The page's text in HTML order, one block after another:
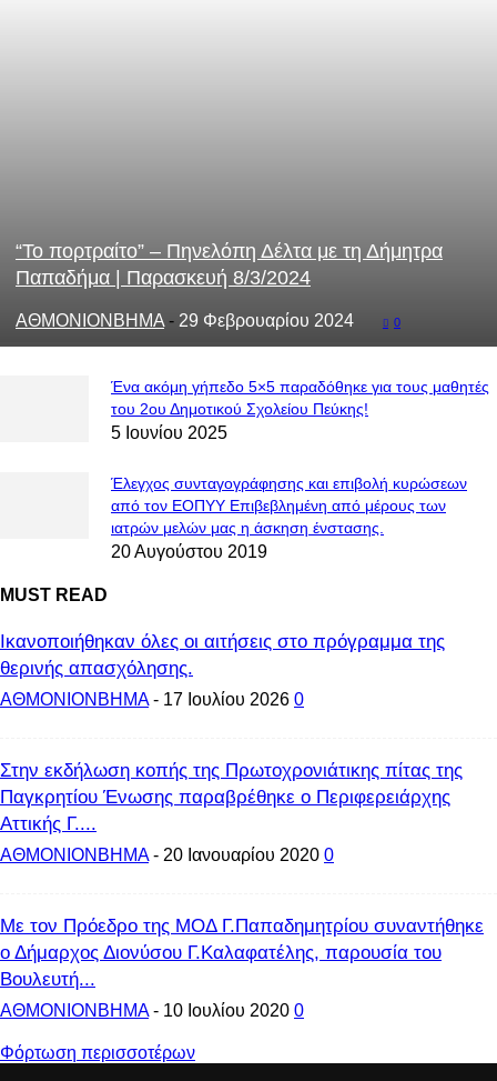
“Το πορτραίτο” – Πηνελόπη Δέλτα με τη Δήμητρα
Παπαδήμα | Παρασκευή 8/3/2024
ΑΘΜΟΝΙΟΝΒΗΜΑ - 29 Φεβρουαρίου 2024 0
Ένα ακόμη γήπεδο 5×5 παραδόθηκε για τους μαθητές
του 2ου Δημοτικού Σχολείου Πεύκης!
5 Ιουνίου 2025
Έλεγχος συνταγογράφησης και επιβολή κυρώσεων
από τον ΕΟΠΥΥ Επιβεβλημένη από μέρους των
ιατρών μελών μας η άσκηση ένστασης.
20 Αυγούστου 2019
MUST READ
Ικανοποιήθηκαν όλες οι αιτήσεις στο πρόγραμμα της
θερινής απασχόλησης.
ΑΘΜΟΝΙΟΝΒΗΜΑ - 17 Ιουλίου 2026 0
Στην εκδήλωση κοπής της Πρωτοχρονιάτικης πίτας της
Παγκρητίου Ένωσης παραβρέθηκε ο Περιφερειάρχης
Αττικής Γ....
ΑΘΜΟΝΙΟΝΒΗΜΑ - 20 Ιανουαρίου 2020 0
Με τον Πρόεδρο της ΜΟΔ Γ.Παπαδημητρίου συναντήθηκε
ο Δήμαρχος Διονύσου Γ.Καλαφατέλης, παρουσία του
Βουλευτή...
ΑΘΜΟΝΙΟΝΒΗΜΑ - 10 Ιουλίου 2020 0
Φόρτωση περισσοτέρων